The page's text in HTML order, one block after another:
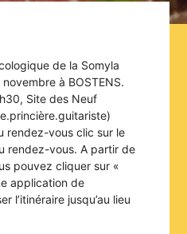
de la Somyla
à BOSTENS.
Site des Neuf
rendez-vous clic sur le
rendez-vous. A partir de
pouvez cliquer sur «
application de
l’itinéraire jusqu’au lieu